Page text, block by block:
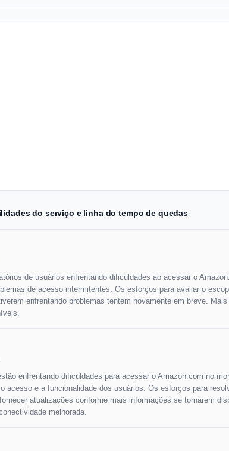
do serviço e linha do tempo de quedas
de usuários enfrentando dificuldades ao acessar o
de acesso intermitentes. Os esforços para avaliar o
enfrentando problemas tentem novamente em breve.
enfrentando dificuldades para acessar o Amazon.com no
acesso e a funcionalidade dos usuários. Os esforços para
atualizações conforme mais informações se tornarem
melhorada.